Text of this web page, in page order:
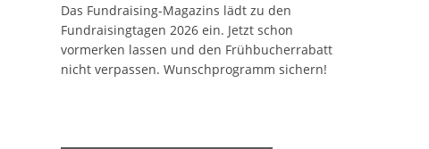
Das Fundraising-Magazins lädt zu den
Fundraisingtagen 2026 ein. Jetzt schon
vormerken lassen und den Frühbucherrabatt
nicht verpassen. Wunschprogramm sichern!